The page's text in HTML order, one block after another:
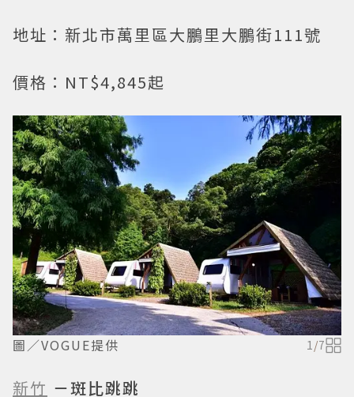
地址：新北市萬里區大鵬里大鵬街111號
價格：NT$4,845起
圖／VOGUE提供 1/7
新竹 －斑比跳跳